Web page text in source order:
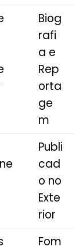
Biog
rafi
a e
Rep
orta
ge
m
Publi
cad
o no
Exte
rior
Fom